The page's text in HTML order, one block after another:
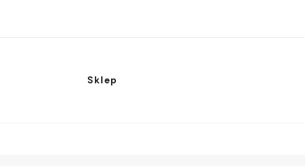
Sklep